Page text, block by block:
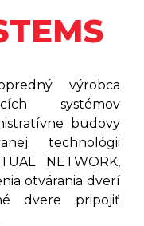
výrobca
systémov
budovy
technológii
NETWORK,
otvárania dverí
dvere pripojiť